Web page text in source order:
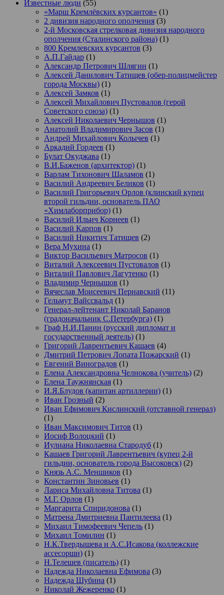
Известные люди (55)
«Марш Кремлёвских курсантов» (1)
2 дивизия народного ополчения (3)
2-й Московская стрелковая дивизия народного
ополчения (Сталинского района) (1)
800 Кремлевских курсантов (3)
А.П.Гайдар (1)
Александр Петрович Шлягин (1)
Алексей Данилович Татищев (обер-полицмейстер
города Москвы) (1)
Алексей Замков (1)
Алексей Михайлович Пустовалов (герой
Советского союза) (1)
Алексей Николаевич Чернышов (1)
Анатолий Владимирович Засов (1)
Андрей Михайлович Колычев (1)
Аркадий Гордеев (1)
Булат Окуджава (1)
В.И.Баженов (архитектор) (1)
Варлам Тихонович Шаламов (1)
Василий Андреевич Беликов (1)
Василий Григорьевич Орлов (клинский купец
второй гильдии, основатель ПАО
«Химлаборприбор) (1)
Василий Ильич Корнеев (1)
Василий Карпов (1)
Василий Никитич Татищев (2)
Вера Мухина (1)
Виктор Васильевич Матросов (1)
Виталий Алексеевич Пустовалов (1)
Виталий Павлович Лагутенко (1)
Владимир Чернышов (1)
Вячеслав Моисеевич Пернавский (11)
Гельмут Вайссвальд (1)
Генерал-лейтенант Николай Баранов
(градоначальник С.Петербурга) (1)
Граф Н.И.Панин (русский дипломат и
государственный деятель) (1)
Григорий Лаврентьевич Кашаев (4)
Дмитрий Петрович Лопата Пожарский (1)
Евгений Виноградов (1)
Елена Александровна Челнокова (учитель) (2)
Елена Таужнянская (1)
И.Я.Блудов (капитан артиллерии) (1)
Иван Грозный (2)
Иван Ефимович Кислинский (отставной генерал)
(1)
Иван Максимович Титов (1)
Иосиф Волоцкий (1)
Иулиана Николаевна Стародуб (1)
Кашаев Григорий Лаврентьевич (купец 2-й
гильдии, основатель города Высоковск) (2)
Князь А.С. Меншиков (1)
Константин Зиновьев (1)
Лариса Михайловна Титова (1)
М.Г. Орлов (1)
Маргарита Спиридонова (1)
Матрена Дмитриевна Пантилеева (1)
Михаил Тимофеевич Чепель (1)
Михаил Томилин (1)
Н.К.Твердышева и А.С.Исакова (коллежские
ассесорши) (1)
Н.Телешев (писатель) (1)
Надежда Николаевна Ефимова (3)
Надежда Шубина (1)
Николай Жежеренко (1)